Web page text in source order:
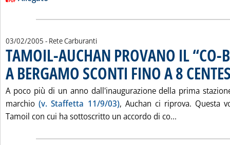
03/02/2005 - Rete Carburanti
TAMOIL-AUCHAN PROVANO IL “CO-
A BERGAMO SCONTI FINO A 8
A poco più di un anno dall'inaugurazione della prima
marchio(v. Staffetta 11/9/03), Auchan ci riprova. Questa
Tamoil con cui ha sottoscritto un accordo di co...